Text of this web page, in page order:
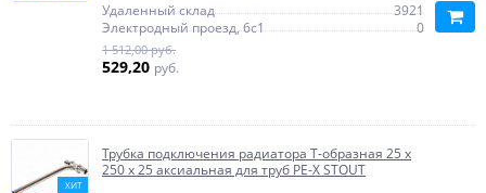
Удаленный склад
3921
Электродный проезд, 6с1
0
1 512,00 руб.
529,20 руб.
ХИТ
Трубка подключения радиатора Т-образная 25 х
250 х 25 аксиальная для труб PE-X STOUT